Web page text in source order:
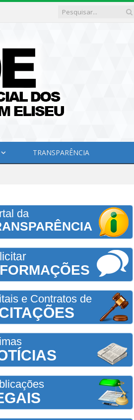
TRANSPARÊNCIA
da
e Contratos de